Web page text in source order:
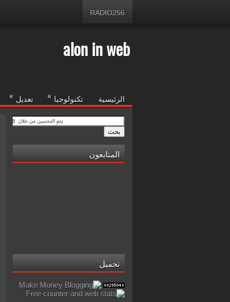
RADIO256
alon in web
الرئيسية تكنولوجيا » تعديل »
المتابعون
تحميل